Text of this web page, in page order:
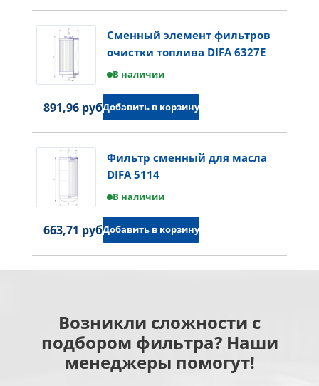
Сменный элемент фильтров
очистки топлива DIFA 6327E
В наличии
891,96 руб.Добавить в корзину
Фильтр сменный для масла
DIFA 5114
В наличии
663,71 руб.Добавить в корзину
Возникли сложности с
подбором фильтра? Наши
менеджеры помогут!